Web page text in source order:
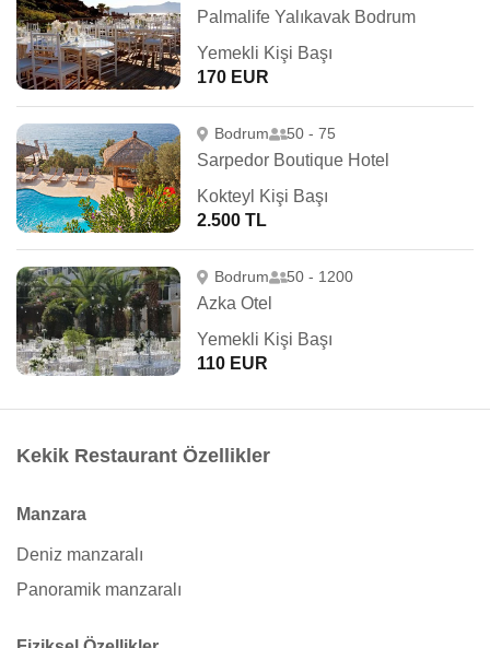
Palmalife Yalıkavak Bodrum
Yemekli Kişi Başı
170 EUR
Bodrum 50 - 75
Sarpedor Boutique Hotel
Kokteyl Kişi Başı
2.500 TL
Bodrum 50 - 1200
Azka Otel
Yemekli Kişi Başı
110 EUR
Kekik Restaurant Özellikler
Manzara
Deniz manzaralı
Panoramik manzaralı